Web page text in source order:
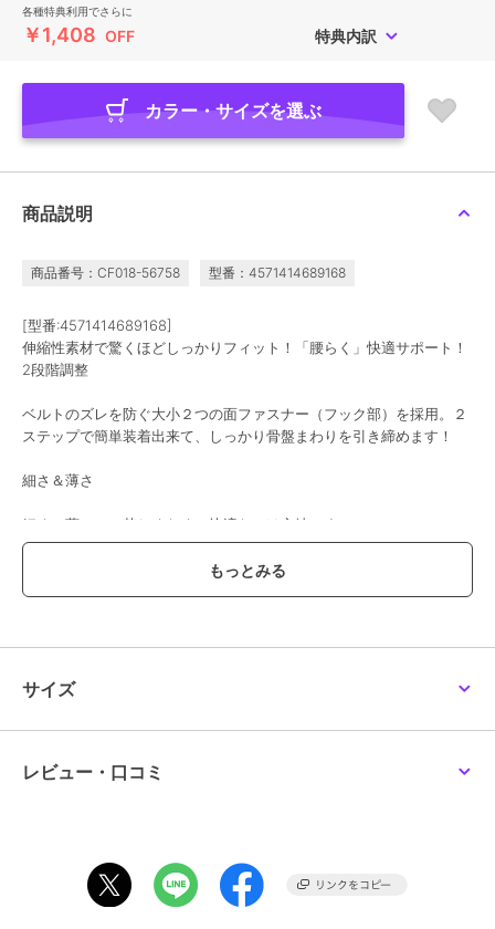
各種特典利用でさらに
￥1,408 OFF 特典内訳
カラー・サイズを選ぶ
商品説明
商品番号：CF018-56758 型番：4571414689168
[型番:4571414689168]
伸縮性素材で驚くほどしっかりフィット！「腰らく」快適サポート！
2段階調整
ベルトのズレを防ぐ大小２つの面ファスナー（フック部）を採用。２
ステップで簡単装着出来て、しっかり骨盤まわりを引き締めます！
細さ＆薄さ
細くて薄いので苦しくなく、快適なつけ心地です。
ブランド
ブラック
フリー
サイズ
レビュー・口コミ